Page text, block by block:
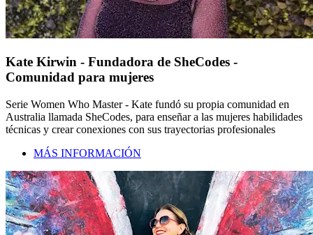
Kate Kirwin - Fundadora de SheCodes -
Comunidad para mujeres
Serie Women Who Master - Kate fundó su propia comunidad en
Australia llamada SheCodes, para enseñar a las mujeres habilidades
técnicas y crear conexiones con sus trayectorias profesionales
MÁS INFORMACIÓN